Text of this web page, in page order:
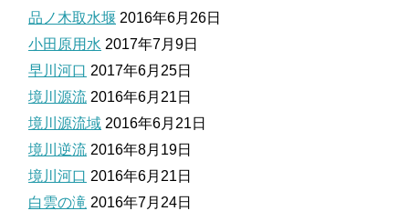
品ノ木取水堰 2016年6月26日
小田原用水 2017年7月9日
早川河口 2017年6月25日
境川源流 2016年6月21日
境川源流域 2016年6月21日
境川逆流 2016年8月19日
境川河口 2016年6月21日
白雲の滝 2016年7月24日